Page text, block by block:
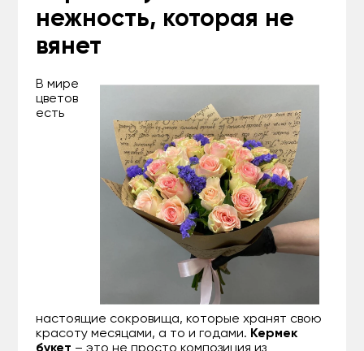
нежность, которая не
вянет
В мире
цветов
есть
настоящие сокровища, которые хранят свою
красоту месяцами, а то и годами. Кермек
букет – это не просто композиция из